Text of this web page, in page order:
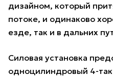
дизайном, который
потоке, и одинаково
езде, так и в дальних
Силовая установка
одноцилиндровый 4-